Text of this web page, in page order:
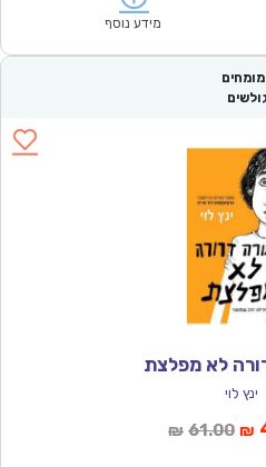
מידע נוסף
מומחים
לא מפלצת
ינץ לוי
₪ 61.00 ₪